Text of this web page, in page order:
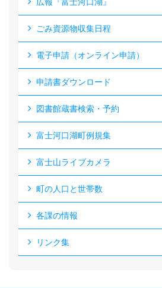
ごみ資源物収集日程
電子申請（オンライン申請）
申請書ダウンロード
図書館蔵書検索・予約
富士河口湖町例規集
富士山ライブカメラ
町の人口と世帯数
各課の情報
リンク集